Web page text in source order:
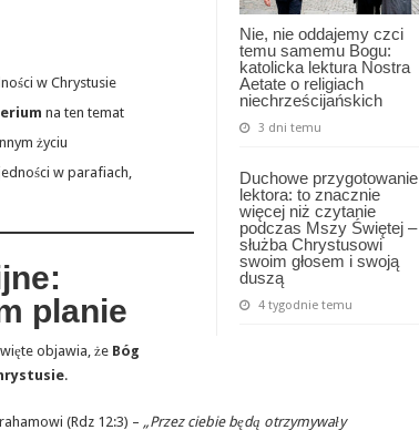
Nie, nie oddajemy czci
temu samemu Bogu:
katolicka lektura Nostra
Aetate o religiach
niechrześcijańskich
3 dni temu
Duchowe przygotowanie
lektora: to znacznie
więcej niż czytanie
podczas Mszy Świętej –
służba Chrystusowi
swoim głosem i swoją
duszą
4 tygodnie temu
w Chrystusie
na ten temat
życiu
w parafiach,
planie
objawia, że Bóg
.
(Rdz 12:3) – „Przez ciebie będą otrzymywały